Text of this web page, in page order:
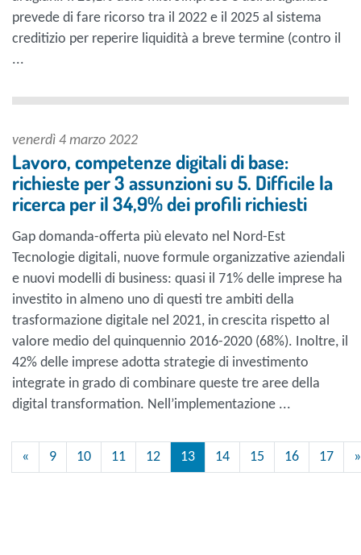
prevede di fare ricorso tra il 2022 e il 2025 al sistema
creditizio per reperire liquidità a breve termine (contro il
...
venerdì 4 marzo 2022
Lavoro, competenze digitali di base:
richieste per 3 assunzioni su 5. Difficile la
ricerca per il 34,9% dei profili richiesti
Gap domanda-offerta più elevato nel Nord-Est
Tecnologie digitali, nuove formule organizzative aziendali
e nuovi modelli di business: quasi il 71% delle imprese ha
investito in almeno uno di questi tre ambiti della
trasformazione digitale nel 2021, in crescita rispetto al
valore medio del quinquennio 2016-2020 (68%). Inoltre, il
42% delle imprese adotta strategie di investimento
integrate in grado di combinare queste tre aree della
digital transformation. Nell’implementazione ...
« 9 10 11 12 13 14 15 16 17 »